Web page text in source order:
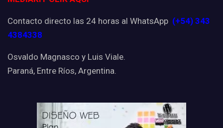
Contacto directo las 24 horas al WhatsApp (+54) 343
4384338
Osvaldo Magnasco y Luis Viale.
Paraná, Entre Ríos, Argentina.